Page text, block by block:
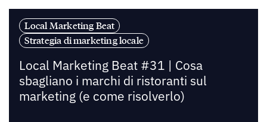
Local Marketing Beat
Strategia di marketing locale
Local Marketing Beat #31 | Cosa
sbagliano i marchi di ristoranti sul
marketing (e come risolverlo)